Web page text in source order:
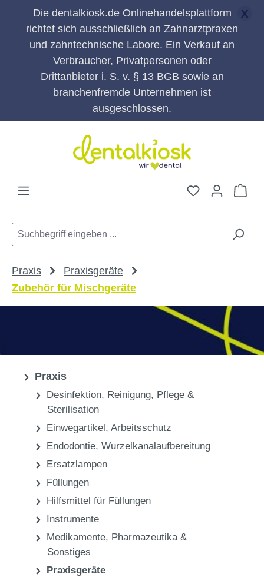
X
Die dentalkiosk.de Onlinehandelsplattform
richtet sich ausschließlich an Zahnarztpraxen
und zahntechnische Labore. Ein Verkauf an
Verbraucher, Privatpersonen oder
Drittanbieter i. S. v. § 13 BGB sowie an
branchenfremde Unternehmen ist
ausgeschlossen.
Zum Hauptinhalt springen
Du hast 0
Praxis
Praxisgeräte
Zubehör für Mischgeräte
Praxis
Desinfektion, Reinigung, Pflege &
Sterilisation
Einwegartikel, Arbeitsschutz
Endodontie, Wurzelkanalaufbereitung
Ersatzlampen
Füllungen
Hilfsmittel für Füllungen
Instrumente
Medikamente, Pharmazeutika &
Sonstiges
Praxisgeräte